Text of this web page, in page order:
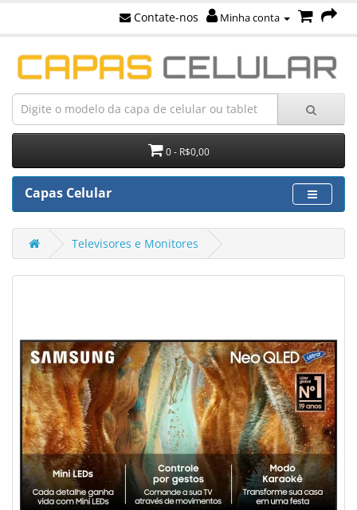
Contate-nos Minha conta
0 - R$0,00
Capas Celular
Televisores e Monitores